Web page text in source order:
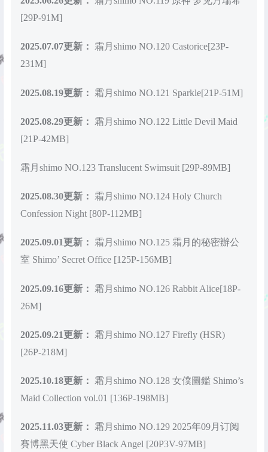
[29P-91M]
2025.07.07更新： 霜月shimo NO.120 Castorice[23P-
231M]
2025.08.19更新： 霜月shimo NO.121 Sparkle[21P-51M]
2025.08.29更新：
霜月shimo NO.122 Little Devil Maid
[21P-42MB]
霜月shimo NO.123 Translucent Swimsuit [29P-89MB]
2025.08.30更新：
霜月shimo NO.124 Holy Church
Confession Night [80P-112MB]
2025.09.01更新： 霜月shimo NO.125 霜月的秘密辦公
室 Shimo’ Secret Office [125P-156MB]
2025.09.16更新：
霜月shimo NO.126 Rabbit Alice[18P-
26M]
2025.09.21更新：
霜月shimo NO.127 Firefly (HSR)
[26P-218M]
2025.10.18更新：
霜月shimo NO.128 女僕圖鑑 Shimo’s
Maid Collection vol.01 [136P-198MB]
2025.11.03更新：
霜月shimo NO.129 2025年09月订阅
賽博黑天使 Cyber Black Angel [20P3V-97MB]